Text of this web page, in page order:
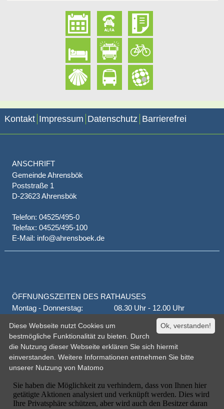
Kontakt Impressum Datenschutz Barrierefrei
ANSCHRIFT
Gemeinde Ahrensbök
Poststraße 1
D-23623 Ahrensbök
Telefon: 04525/495-0
Telefax: 04525/495-100
E-Mail: info@ahrensboek.de
ÖFFNUNGSZEITEN DES RATHAUSES
Montag - Donnerstag:
08.30 Uhr - 12.00 Uhr
14.00 Uhr - 18.00 Uhr
jeden 1. und 3. Montag
16.00 Uhr - 18.00 Uhr
Freitag
geschlossen
oder nach Vereinbarung
Ok, verstanden!
Diese Webseite nutzt Cookies um
bestmögliche Funktionalität zu bieten. Durch
die Nutzung dieser Webseite erklären Sie sich hiermit
einverstanden. Weitere Informationen entnehmen Sie bitte
unserer Nutzung von Matomo